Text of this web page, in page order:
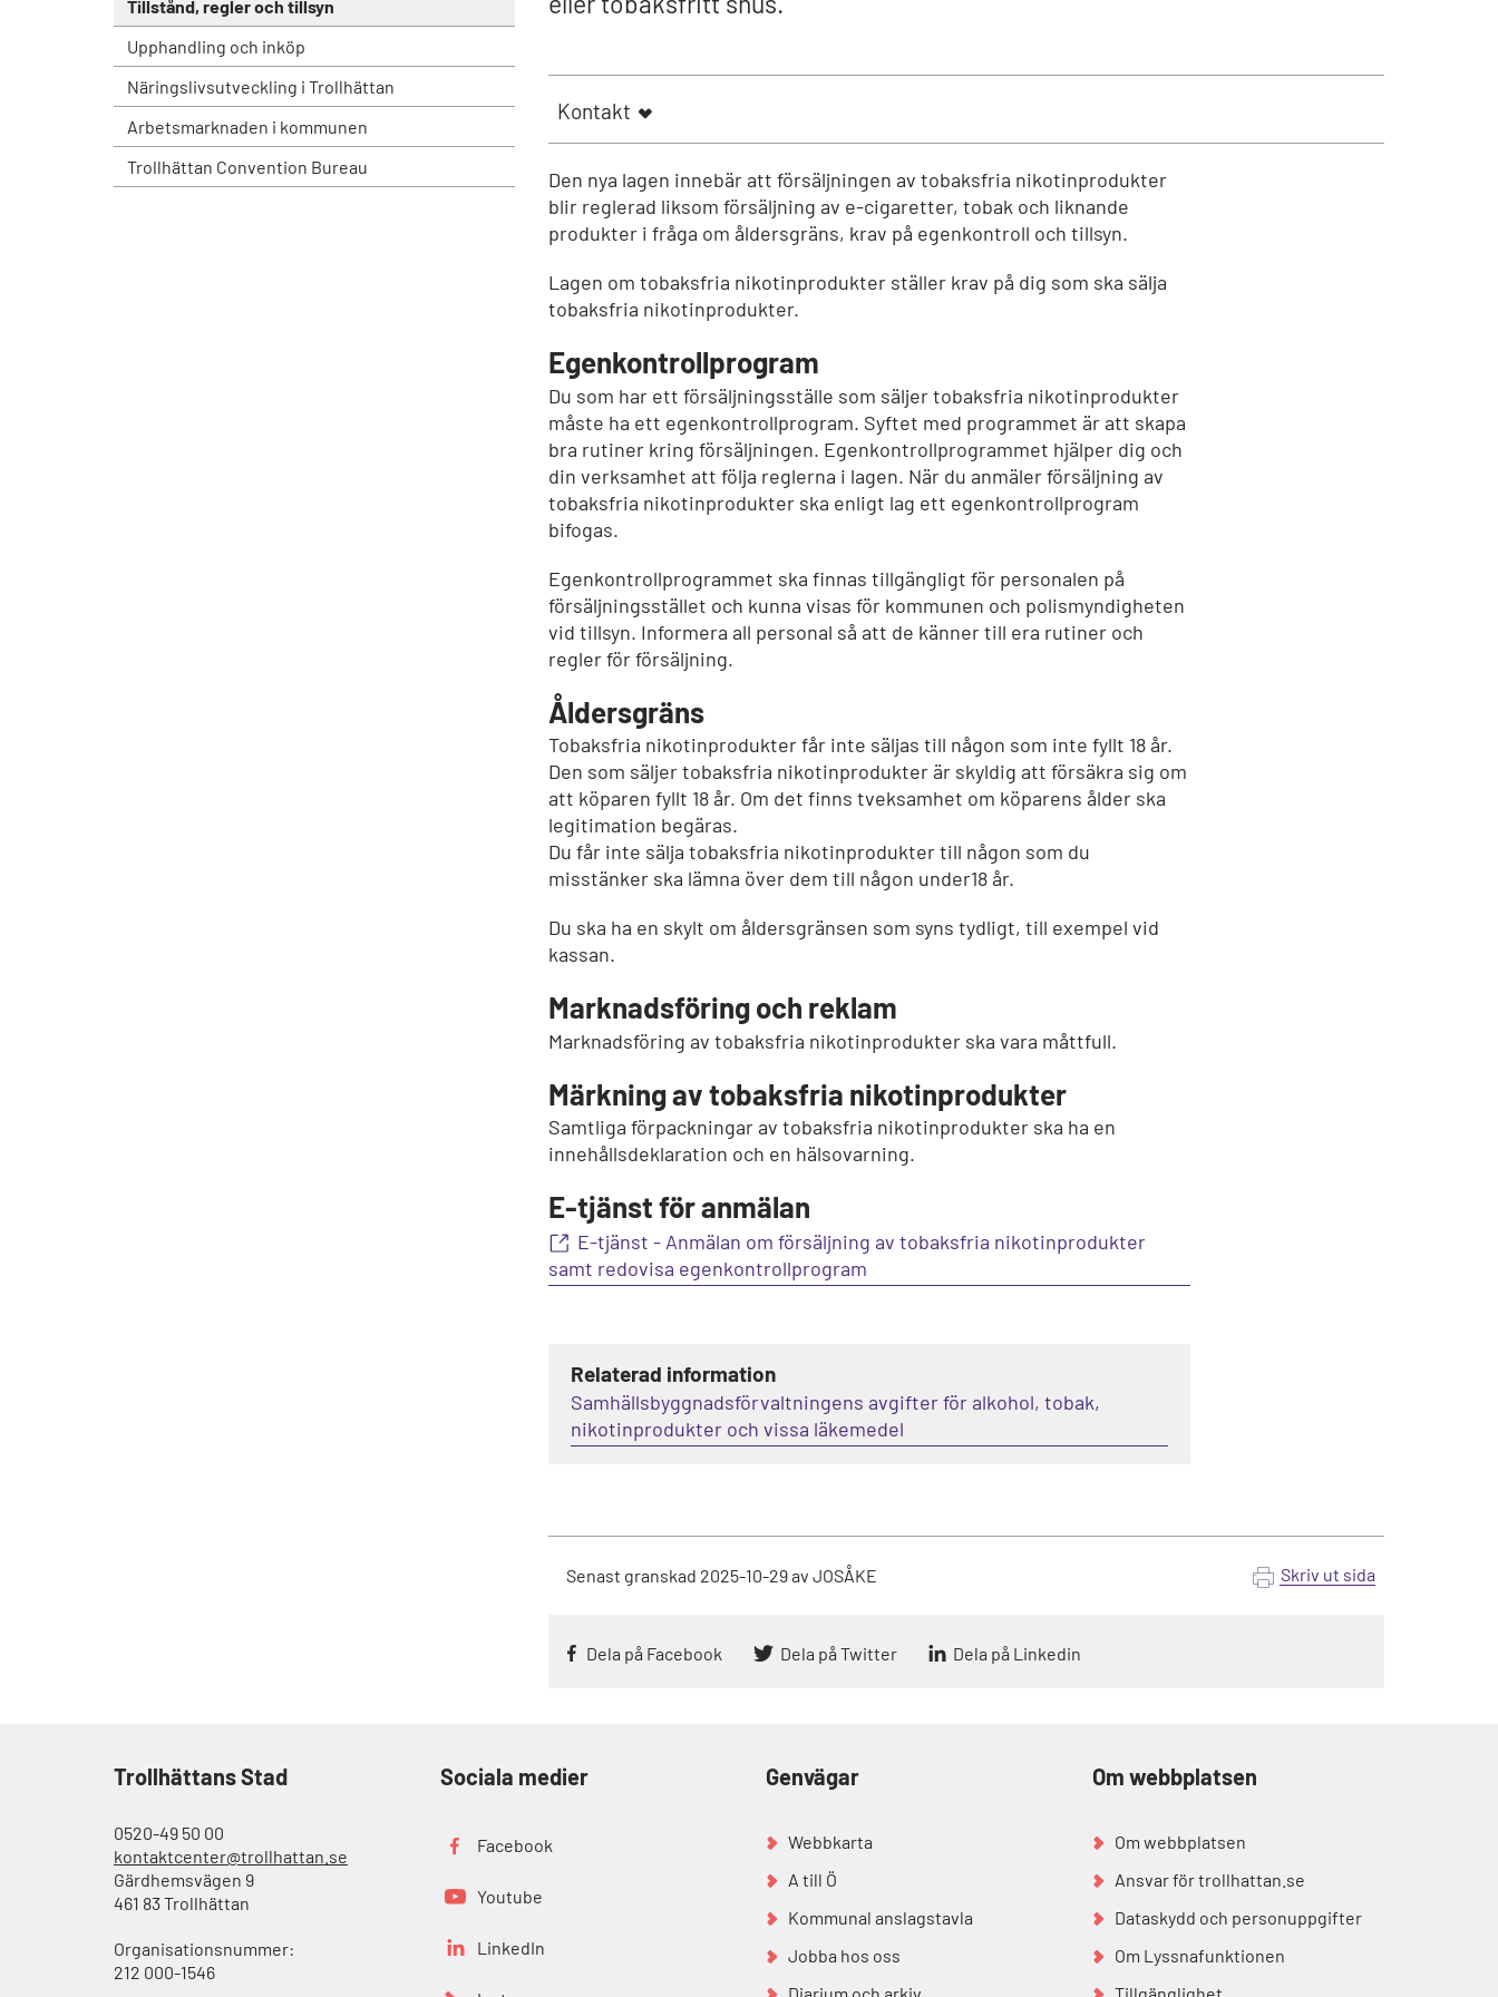
Tillstånd, regler och tillsyn
Upphandling och inköp
Näringslivsutveckling i Trollhättan
Arbetsmarknaden i kommunen
Trollhättan Convention Bureau
Kontakt
Den nya lagen innebär att försäljningen av tobaksfria nikotinprodukter
blir reglerad liksom försäljning av e-cigaretter, tobak och liknande
produkter i fråga om åldersgräns, krav på egenkontroll och tillsyn.
Lagen om tobaksfria nikotinprodukter ställer krav på dig som ska sälja
tobaksfria nikotinprodukter.
Egenkontrollprogram
Du som har ett försäljningsställe som säljer tobaksfria nikotinprodukter
måste ha ett egenkontrollprogram. Syftet med programmet är att skapa
bra rutiner kring försäljningen. Egenkontrollprogrammet hjälper dig och
din verksamhet att följa reglerna i lagen. När du anmäler försäljning av
tobaksfria nikotinprodukter ska enligt lag ett egenkontrollprogram
bifogas.
Egenkontrollprogrammet ska finnas tillgängligt för personalen på
försäljningsstället och kunna visas för kommunen och polismyndigheten
vid tillsyn. Informera all personal så att de känner till era rutiner och
regler för försäljning.
Åldersgräns
Tobaksfria nikotinprodukter får inte säljas till någon som inte fyllt 18 år.
Den som säljer tobaksfria nikotinprodukter är skyldig att försäkra sig om
att köparen fyllt 18 år. Om det finns tveksamhet om köparens ålder ska
legitimation begäras.
Du får inte sälja tobaksfria nikotinprodukter till någon som du
misstänker ska lämna över dem till någon under18 år.
Du ska ha en skylt om åldersgränsen som syns tydligt, till exempel vid
kassan.
Marknadsföring och reklam
Marknadsföring av tobaksfria nikotinprodukter ska vara måttfull.
Märkning av tobaksfria nikotinprodukter
Samtliga förpackningar av tobaksfria nikotinprodukter ska ha en
innehållsdeklaration och en hälsovarning.
E-tjänst för anmälan
E-tjänst - Anmälan om försäljning av tobaksfria nikotinprodukter
samt redovisa egenkontrollprogram
Relaterad information
Samhällsbyggnadsförvaltningens avgifter för alkohol, tobak,
nikotinprodukter och vissa läkemedel
Senast granskad 2025-10-29av JOSÅKE Skriv ut sida
Dela på Facebook Dela på Twitter Dela på Linkedin
Trollhättans Stad
0520-49 50 00
kontaktcenter@trollhattan.se
Gärdhemsvägen 9
461 83 Trollhättan
Organisationsnummer:
212 000-1546
Sociala medier
Facebook
Youtube
LinkedIn
Genvägar
Webbkarta
A till Ö
Kommunal anslagstavla
Jobba hos oss
Om webbplatsen
Om webbplatsen
Ansvar för trollhattan.se
Dataskydd och personuppgifter
Om Lyssnafunktionen